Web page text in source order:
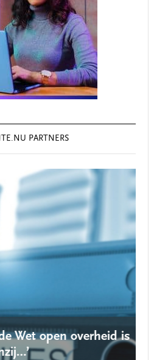
PARTNERS
Wet open overheid is